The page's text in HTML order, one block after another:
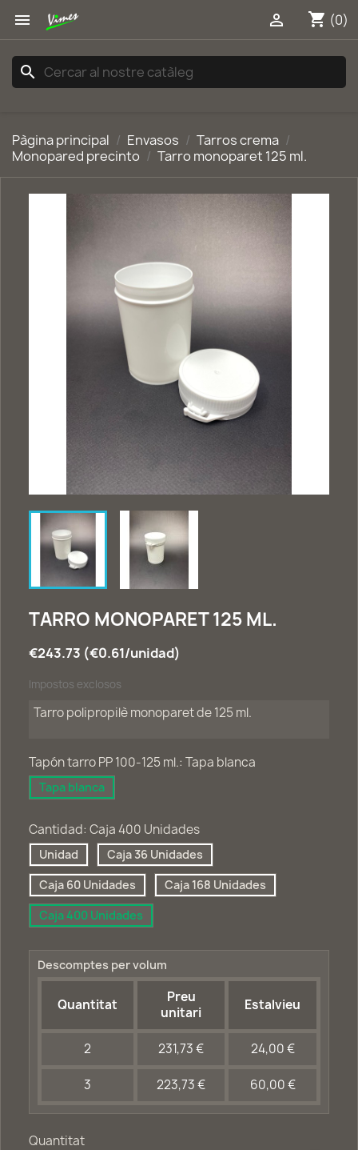
 shopping_cart (0)

search
Pàgina principal Envasos
Tarros crema
Monopared precinto
Tarro monoparet 125 ml.
TARRO MONOPARET 125 ML.
€243.73 (€0.61/unidad)
Impostos exclosos
Tarro polipropilè monoparet de 125 ml.
Tapón tarro PP 100-125 ml.: Tapa blanca
Tapa blanca
Cantidad: Caja 400 Unidades
Unidad
Caja 36 Unidades
Caja 60 Unidades
Caja 168 Unidades
Caja 400 Unidades
Descomptes per volum
Quantitat
Preu
unitari
Estalvieu
2 231,73 € 24,00 €
3 223,73 € 60,00 €
Quantitat